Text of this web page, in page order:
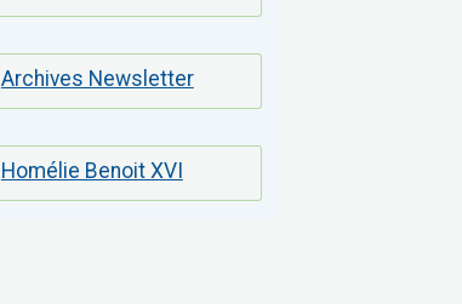
Archives Newsletter
Homélie Benoit XVI